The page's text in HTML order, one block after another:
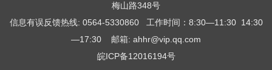
梅山路348号
信息有误反馈热线: 0564-5330860 工作时间：8:30—11:30 14:30
—17:30 邮箱: ahhr@vip.qq.com
皖ICP备12016194号